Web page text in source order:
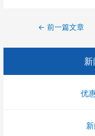
优
导
← 前一篇文章